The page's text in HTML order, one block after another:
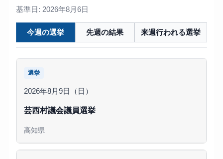
基準日: 2026年8月6日
今週の選挙 先週の結果 来週行われる選挙
選挙
2026年8月9日（日）
芸西村議会議員選挙
高知県